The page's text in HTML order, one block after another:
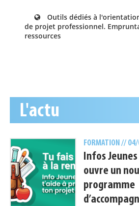
Outils dédiés à
de projet professionnel.
ressources
L'actu
FORMATION //
Infos
ouvre un
programme